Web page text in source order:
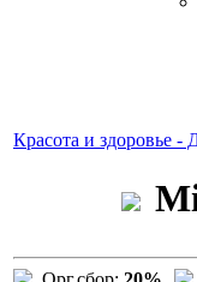
Красота и здоровье -